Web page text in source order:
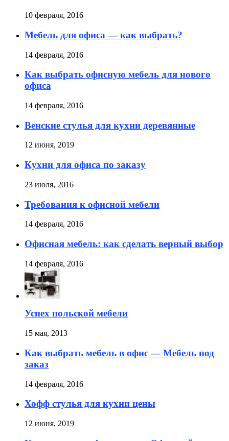
10 февраля, 2016
Мебель для офиса — как выбрать?
14 февраля, 2016
Как выбрать офисную мебель для нового
офиса
14 февраля, 2016
Венские стулья для кухни деревянные
12 июня, 2019
Кухни для офиса по заказу
23 июля, 2016
Требования к офисной мебели
14 февраля, 2016
Офисная мебель: как сделать верный выбор
14 февраля, 2016
Успех польской мебели
15 мая, 2013
Как выбрать мебель в офис — Мебель под
заказ
14 февраля, 2016
Хофф стулья для кухни цены
12 июня, 2019